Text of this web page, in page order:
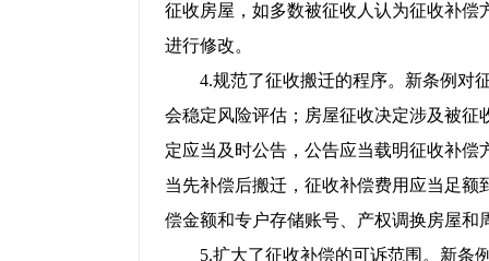
征收房屋，如多数被征收人认为征收补
进行修改。
4.规范了征收搬迁的程序。新条例对征
会稳定风险评估；房屋征收决定涉及被
定应当及时公告，公告应当载明征收补
当先补偿后搬迁，征收补偿费用应当足
偿金额和专户存储账号、产权调换房屋
5.扩大了征收补偿的可诉范围。新条例